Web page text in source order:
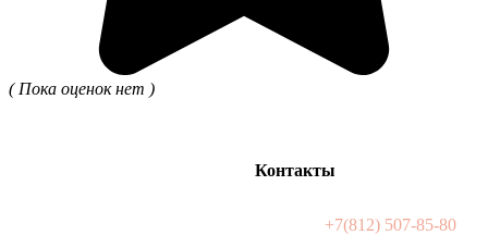
( Пока оценок нет )
Контакты
+7(812) 507-85-80